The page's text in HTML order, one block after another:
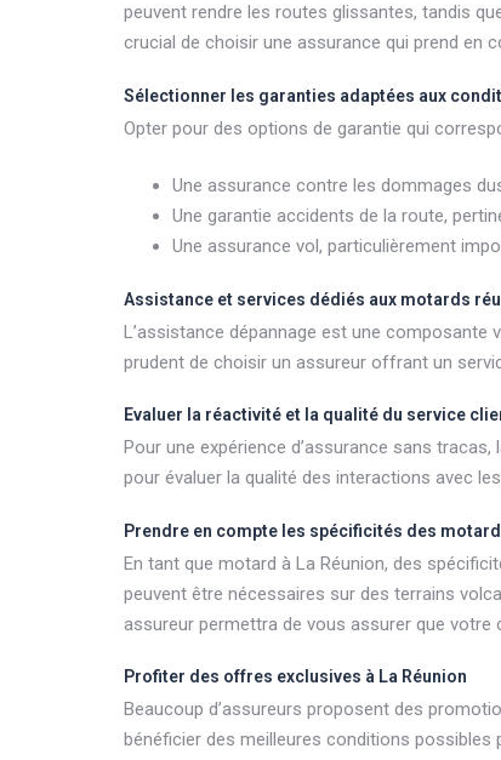
peuvent rendre les routes glissantes, tandis
crucial de choisir une assurance qui prend en
Sélectionner les garanties adaptées aux
Opter pour des options de garantie qui
Une assurance contre les dommages
Une garantie accidents de la route,
Une assurance vol, particulièrement
Assistance et services dédiés aux motards
L’assistance dépannage est une composante
prudent de choisir un assureur offrant un
Evaluer la réactivité et la qualité du service
Pour une expérience d’assurance sans
pour évaluer la qualité des interactions avec
Prendre en compte les spécificités des
En tant que motard à La Réunion, des
peuvent être nécessaires sur des terrains
assureur permettra de vous assurer que
Profiter des offres exclusives à La Réunion
Beaucoup d’assureurs proposent des
bénéficier des meilleures conditions